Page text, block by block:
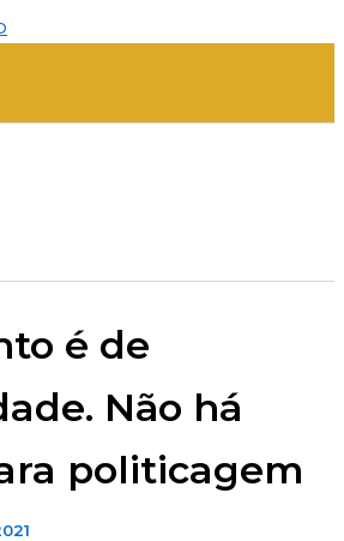
é de
Não há
politicagem